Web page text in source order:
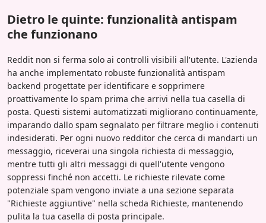
Dietro le quinte: funzionalità antispam
che funzionano
Reddit non si ferma solo ai controlli visibili all'utente. L'azienda
ha anche implementato robuste funzionalità antispam
backend progettate per identificare e sopprimere
proattivamente lo spam prima che arrivi nella tua casella di
posta. Questi sistemi automatizzati migliorano continuamente,
imparando dallo spam segnalato per filtrare meglio i contenuti
indesiderati. Per ogni nuovo redditor che cerca di mandarti un
messaggio, riceverai una singola richiesta di messaggio,
mentre tutti gli altri messaggi di quell'utente vengono
soppressi finché non accetti. Le richieste rilevate come
potenziale spam vengono inviate a una sezione separata
"Richieste aggiuntive" nella scheda Richieste, mantenendo
pulita la tua casella di posta principale.